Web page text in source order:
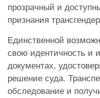
прозрачный и
признания
Единственной
свою идентичность и
документах,
решение суда.
обследование и